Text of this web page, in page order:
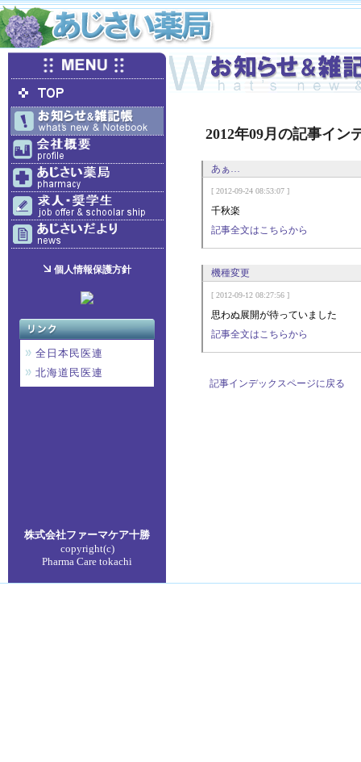
個人情報保護方針
全日本民医連
北海道民医連
2012年09月の記事イン
あぁ…
[ 2012-09-24 08:53:07 ]
千秋楽
記事全文はこちらから
機種変更
[ 2012-09-12 08:27:56 ]
思わぬ展開が待っていました
記事全文はこちらから
記事インデックスページに戻る
株式会社ファーマケア十勝
copyright(c)
Pharma Care tokachi